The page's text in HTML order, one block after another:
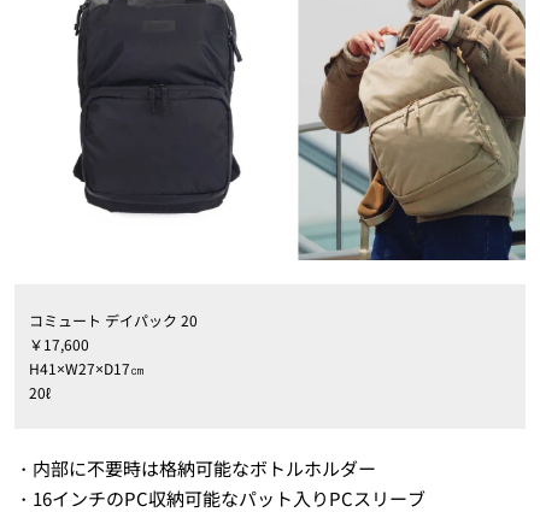
コミュート デイパック 20
￥17,600
H41×W27×D17㎝
20ℓ
・内部に不要時は格納可能なボトルホルダー
・16インチのPC収納可能なパット入りPCスリーブ